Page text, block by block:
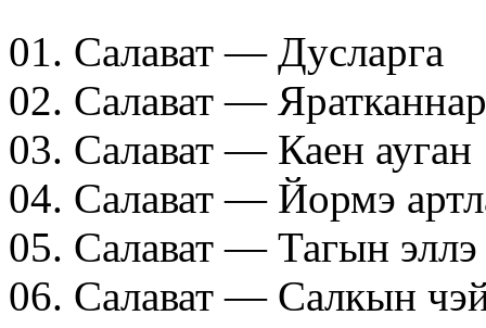
01. Салават — Дусларга
02. Салават —
03. Салават — Каен ауган
04. Салават — Йормэ
05. Салават — Тагын
06. Салават — Салкын